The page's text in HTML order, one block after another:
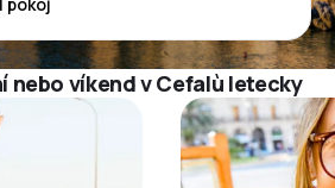
nebo víkend v Cefalù letecky